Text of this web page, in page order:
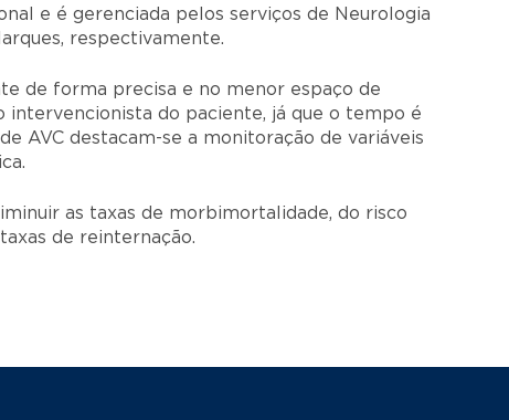
e é gerenciada pelos serviços de Neurologia
respectivamente.
de forma precisa e no menor espaço de
intervencionista do paciente, já que o tempo é
AVC destacam-se a monitoração de variáveis
as taxas de morbimortalidade, do risco
de reinternação.